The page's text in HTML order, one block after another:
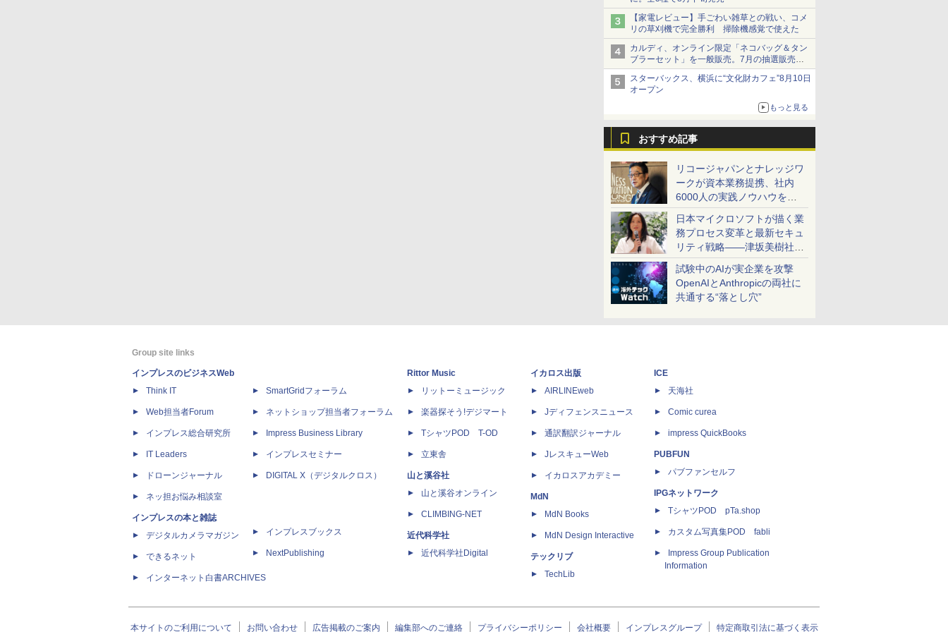
【家電レビュー】手ごわい雑草との戦い、コメ
リの草刈機で完全勝利 掃除機感覚で使えた
カルディ、オンライン限定「ネコバッグ＆タン
ブラーセット」を一般販売。7月の抽選販売の
当選無効分
スターバックス、横浜に“文化財カフェ”8月10日
オープン
もっと見る
おすすめ記事
リコージャパンとナレッジワ
ークが資本業務提携、社内
6000人の実践ノウハウを生
かした「AI商談記録 for
RICOH」を展開へ
日本マイクロソフトが描く業
務プロセス変革と最新セキュ
リティ戦略――津坂美樹社長
が2027年度戦略を説明
試験中のAIが実企業を攻撃
OpenAIとAnthropicの両社に
共通する“落とし穴”
Group site links
インプレスのビジネスWeb
Think IT
Web担当者Forum
インプレス総合研究所
IT Leaders
ドローンジャーナル
ネッ担お悩み相談室
インプレスの本と雑誌
デジタルカメラマガジン
できるネット
インターネット白書ARCHIVES
SmartGridフォーラム
ネットショップ担当者フォーラム
Impress Business Library
インプレスセミナー
DIGITAL X（デジタルクロス）
インプレスブックス
NextPublishing
Rittor Music
リットーミュージック
楽器探そう!デジマート
TシャツPOD T-OD
立東舎
山と溪谷社
山と溪谷オンライン
CLIMBING-NET
近代科学社
近代科学社Digital
イカロス出版
AIRLINEweb
Jディフェンスニュース
通訳翻訳ジャーナル
JレスキューWeb
イカロスアカデミー
MdN
MdN Books
MdN Design Interactive
テックリブ
TechLib
ICE
天海社
Comic curea
impress QuickBooks
PUBFUN
パブファンセルフ
IPGネットワーク
TシャツPOD pTa.shop
カスタム写真集POD fabli
Impress Group Publication
Information
本サイトのご利用について お問い合わせ 広告掲載のご案内 編集部へのご連絡 プライバシーポリシー 会社概要 インプレスグループ 特定商取引法に基づく表示